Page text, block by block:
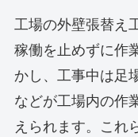
工場の外壁張替え
稼働を止めずに作
かし、工事中は足
などが工場内の作
えられます。これ